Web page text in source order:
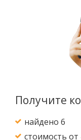
Получите
найдено 6
стоимость от